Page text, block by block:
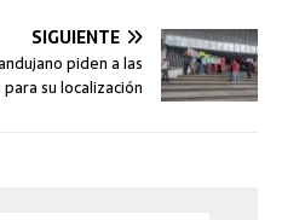
SIGUIENTE
piden a las
su localización